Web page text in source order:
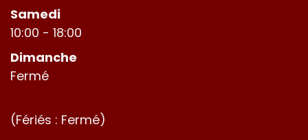
Samedi
10:00 - 18:00
Dimanche
Fermé
(Fériés : Fermé)